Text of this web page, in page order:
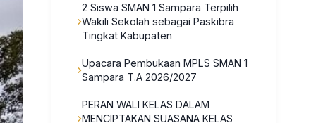
2 Siswa SMAN 1 Sampara Terpilih
Wakili Sekolah sebagai Paskibra
Tingkat Kabupaten
Upacara Pembukaan MPLS SMAN 1
Sampara T.A 2026/2027
PERAN WALI KELAS DALAM
MENCIPTAKAN SUASANA KELAS